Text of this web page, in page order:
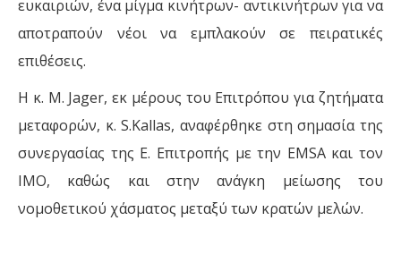
ευκαιριών, ένα μίγμα κινήτρων- αντικινήτρων για να
αποτραπούν νέοι να εμπλακούν σε πειρατικές
επιθέσεις.
Η κ. M. Jager, εκ μέρους του Επιτρόπου για ζητήματα
μεταφορών, κ. S.Kallas, αναφέρθηκε στη σημασία της
συνεργασίας της Ε. Επιτροπής με την EMSA και τον
ΙΜΟ, καθώς και στην ανάγκη μείωσης του
νομοθετικού χάσματος μεταξύ των κρατών μελών.